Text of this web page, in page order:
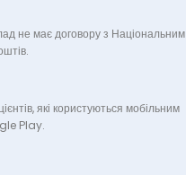
не має договору з Національним
які користуються мобільним
Play.